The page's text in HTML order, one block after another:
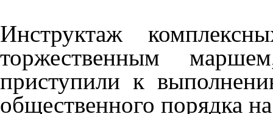
Инструктаж
торжественным
приступили к
общественного порядка